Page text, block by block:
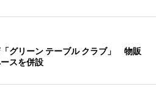
グリーン テーブル クラブ」 物販
スを併設